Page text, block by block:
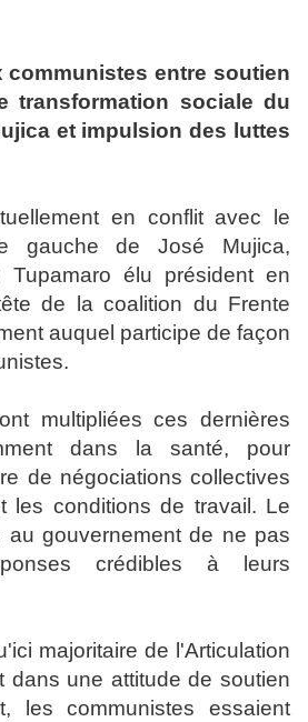
communistes entre soutien
transformation sociale du
et impulsion des luttes
en conflit avec le
gauche de José Mujica,
Tupamaro élu président en
de la coalition du Frente
auquel participe de façon
multipliées ces dernières
dans la santé, pour
de négociations collectives
les conditions de travail. Le
au gouvernement de ne pas
crédibles à leurs
majoritaire de l'Articulation
dans une attitude de soutien
les communistes essaient